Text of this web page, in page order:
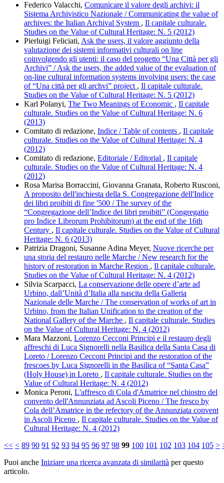
Federico Valacchi, Comunicare il valore degli archivi: il
Sistema Archivistico Nazionale / Communicating the value of
archives: the Italian Archival System , Il capitale culturale.
Studies on the Value of Cultural Heritage: N. 5 (2012)
Pierluigi Feliciati, Ask the users, il valore aggiunto della
valutazione dei sistemi informativi culturali on line
coinvolgendo gli utenti: il caso del progetto “Una Città per gli
Archivi” / Ask the users, the added value of the evaluation of
on-line cultural information systems involving users: the case
of “Una città per gli archvi” project , Il capitale culturale.
Studies on the Value of Cultural Heritage: N. 5 (2012)
Karl Polanyi, The Two Meanings of Economic , Il capitale
culturale. Studies on the Value of Cultural Heritage: N. 6
(2013)
Comitato di redazione, Indice / Table of contents , Il capitale
culturale. Studies on the Value of Cultural Heritage: N. 4
(2012)
Comitato di redazione, Editoriale / Editorial , Il capitale
culturale. Studies on the Value of Cultural Heritage: N. 4
(2012)
Rosa Marisa Borraccini, Giovanna Granata, Roberto Rusconi,
A proposito dell'inchiesta della S. Congregazione dell'Indice
dei libri proibiti di fine '500 / The survey of the
“Congregazione dell’Indice dei libri proibiti” (Congregatio
pro Indice Librorum Prohibitorum) at the end of the 16th
Century , Il capitale culturale. Studies on the Value of Cultural
Heritage: N. 6 (2013)
Patrizia Dragoni, Susanne Adina Meyer, Nuove ricerche per
una storia del restauro nelle Marche / New research for the
history of restoration in Marche Region , Il capitale culturale.
Studies on the Value of Cultural Heritage: N. 4 (2012)
Silvia Scarpacci, La conservazione delle opere d’arte ad
Urbino, dall’Unità d’Italia alla nascita della Galleria
Nazionale delle Marche / The conservation of works of art in
Urbino, from the Italian Unification to the creation of the
National Gallery of the Marche , Il capitale culturale. Studies
on the Value of Cultural Heritage: N. 4 (2012)
Mara Mazzoni, Lorenzo Cecconi Principi e il restauro degli
affreschi di Luca Signorelli nella Basilica della Santa Casa di
Loreto / Lorenzo Cecconi Principi and the restoration of the
frescoes by Luca Signorelli in the Basilica of “Santa Casa”
(Holy House) in Loreto , Il capitale culturale. Studies on the
Value of Cultural Heritage: N. 4 (2012)
Monica Peroni, L'affresco di Cola d'Amatrice nel chiostro del
convento dell'Annunziata ad Ascoli Piceno / The fresco by
Cola dell’Amatrice in the refectory of the Annunziata convent
in Ascoli Piceno , Il capitale culturale. Studies on the Value of
Cultural Heritage: N. 4 (2012)
<< < 89 90 91 92 93 94 95 96 97 98 99 100 101 102 103 104 105 >
Puoi anche Iniziare una ricerca avanzata di similarità per questo
articolo.